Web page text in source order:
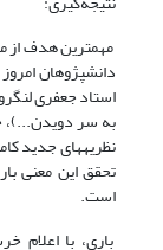
مهم‏ترین هدف از
دانش‏پژوهان
استاد جعفری
به سر دویدن...)،
نظریه‏های جدید
تحقق این معنی
است.
باری، با